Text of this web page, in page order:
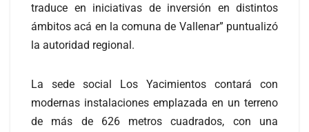
traduce en iniciativas de inversión en distintos
ámbitos acá en la comuna de Vallenar” puntualizó
la autoridad regional.
La sede social Los Yacimientos contará con
modernas instalaciones emplazada en un terreno
de más de 626 metros cuadrados, con una